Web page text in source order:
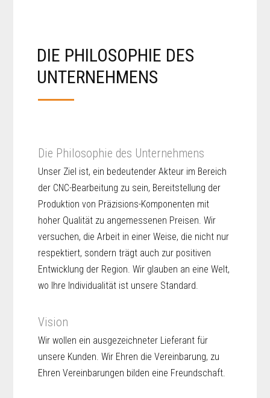
DIE PHILOSOPHIE DES
UNTERNEHMENS
Die Philosophie des Unternehmens
Unser Ziel ist, ein bedeutender Akteur im Bereich
der CNC-Bearbeitung zu sein, Bereitstellung der
Produktion von Präzisions-Komponenten mit
hoher Qualität zu angemessenen Preisen. Wir
versuchen, die Arbeit in einer Weise, die nicht nur
respektiert, sondern trägt auch zur positiven
Entwicklung der Region. Wir glauben an eine Welt,
wo Ihre Individualität ist unsere Standard.
Vision
Wir wollen ein ausgezeichneter Lieferant für
unsere Kunden. Wir Ehren die Vereinbarung, zu
Ehren Vereinbarungen bilden eine Freundschaft.